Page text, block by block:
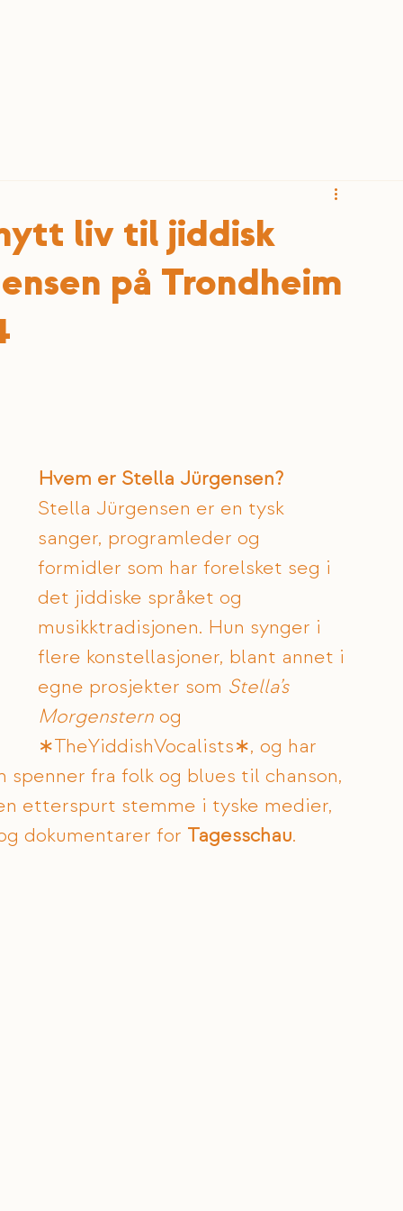
liv til jiddisk
på Trondheim
Hvem er Stella Jürgensen?
Stella Jürgensen er en tysk
sanger, programleder og
formidler som har forelsket seg i
det jiddiske språket og
musikktradisjonen. Hun synger i
flere konstellasjoner, blant annet i
egne prosjekter som Stella’s
Morgenstern og
∗TheYiddishVocalists∗, og har
fra folk og blues til chanson,
etterspurt stemme i tyske medier,
dokumentarer for Tagesschau.